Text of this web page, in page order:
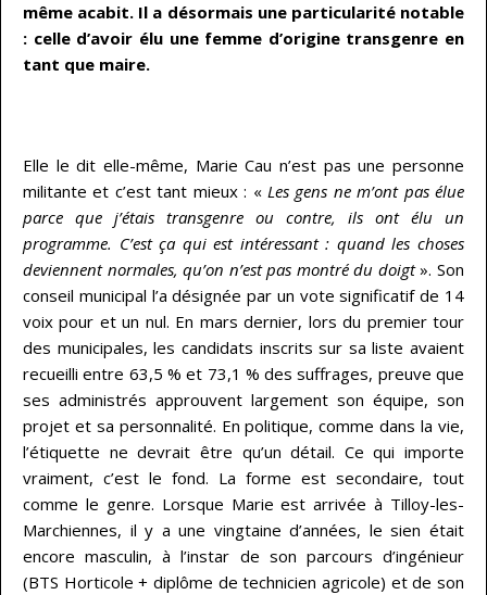
même acabit. Il a désormais une particularité notable
: celle d’avoir élu une femme d’origine transgenre en
tant que maire.
Elle le dit elle-même, Marie Cau n’est pas une personne
militante et c’est tant mieux : « Les gens ne m’ont pas élue
parce que j’étais transgenre ou contre, ils ont élu un
programme. C’est ça qui est intéressant : quand les choses
deviennent normales, qu’on n’est pas montré du doigt». Son
conseil municipal l’a désignée par un vote significatif de 14
voix pour et un nul. En mars dernier, lors du premier tour
des municipales, les candidats inscrits sur sa liste avaient
recueilli entre 63,5 % et 73,1 % des suffrages, preuve que
ses administrés approuvent largement son équipe, son
projet et sa personnalité. En politique, comme dans la vie,
l’étiquette ne devrait être qu’un détail. Ce qui importe
vraiment, c’est le fond. La forme est secondaire, tout
comme le genre. Lorsque Marie est arrivée à Tilloy-les-
Marchiennes, il y a une vingtaine d’années, le sien était
encore masculin, à l’instar de son parcours d’ingénieur
(BTS Horticole + diplôme de technicien agricole) et de son